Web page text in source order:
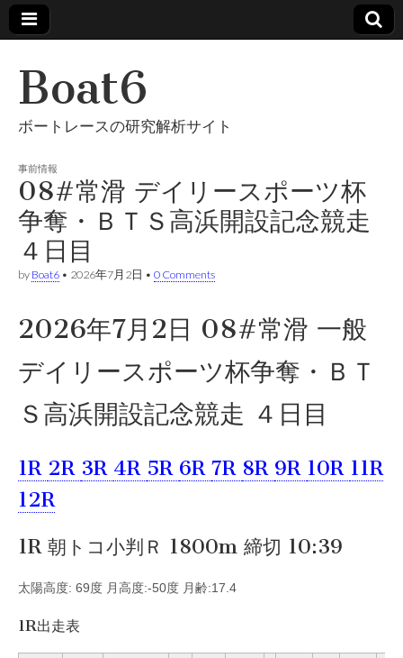
Boat6
ボートレースの研究解析サイト
事前情報
08#常滑 デイリースポーツ杯
争奪・ＢＴＳ高浜開設記念競走
４日目
by Boat6 • 2026年7月2日 • 0 Comments
2026年7月2日 08#常滑 一般
デイリースポーツ杯争奪・ＢＴ
Ｓ高浜開設記念競走 ４日目
1R 2R 3R 4R 5R 6R 7R 8R 9R 10R 11R
12R
1R 朝トコ小判Ｒ 1800m 締切 10:39
太陽高度: 69度 月高度:-50度 月齢:17.4
1R出走表